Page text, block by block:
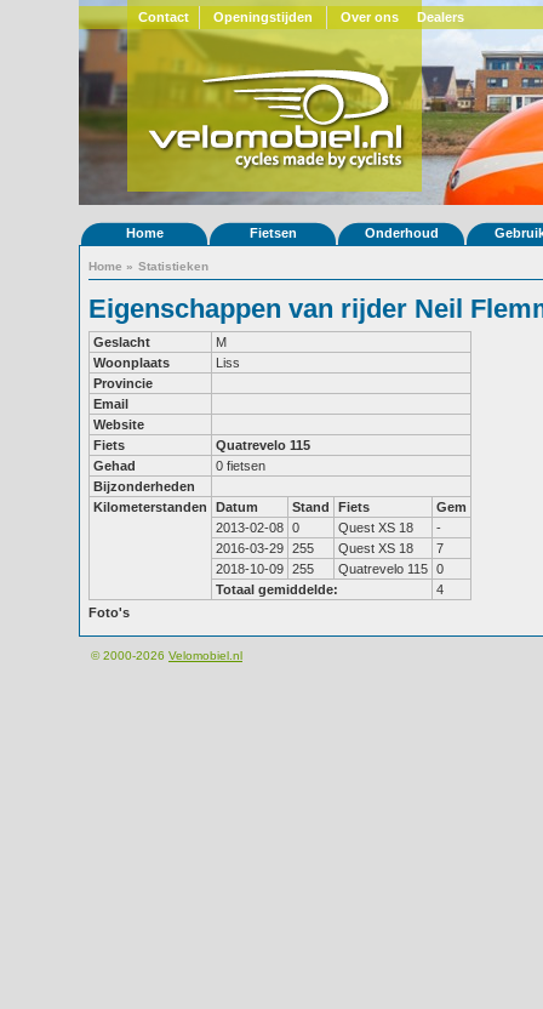
Contact Openingstijden Over ons Dealers
Home Fietsen Onderhoud
Home » Statistieken
Eigenschappen van rijder Neil
Geslacht
M
Woonplaats
Liss
Provincie
Email
Website
Fiets
Quatrevelo 115
Gehad
0 fietsen
Bijzonderheden
Kilometerstanden
Datum Stand Fiets
Gem
2013-02-08 0 Quest XS 18
-
2016-03-29 255 Quest XS 18
7
2018-10-09 255 Quatrevelo 115 0
Totaal gemiddelde:
4
Foto's
© 2000-2026 Velomobiel.nl